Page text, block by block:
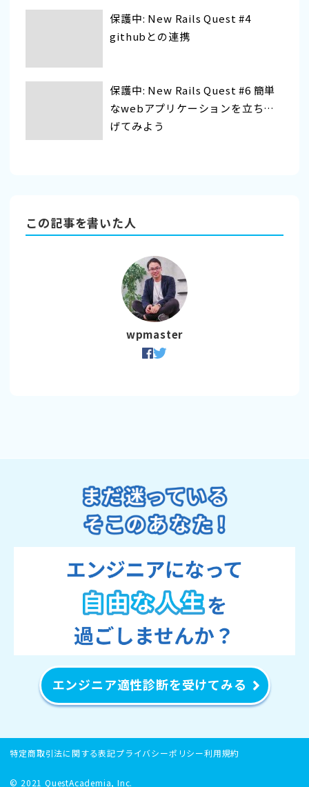
保護中: New Rails Quest #4
githubとの連携
保護中: New Rails Quest #6 簡単
なwebアプリケーションを立ち上
げてみよう
この記事を書いた人
wpmaster
エンジニア適性診断を受けてみる
© 2021 QuestAcademia, Inc.
特定商取引法に関する表記プライバシーポリシー利用規約